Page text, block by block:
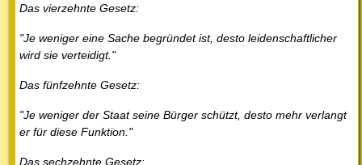
Das vierzehnte Gesetz:
"Je weniger eine Sache begründet ist, desto leidenschaftlicher
wird sie verteidigt."
Das fünfzehnte Gesetz:
"Je weniger der Staat seine Bürger schützt, desto mehr verlangt
er für diese Funktion."
Das sechzehnte Gesetz: